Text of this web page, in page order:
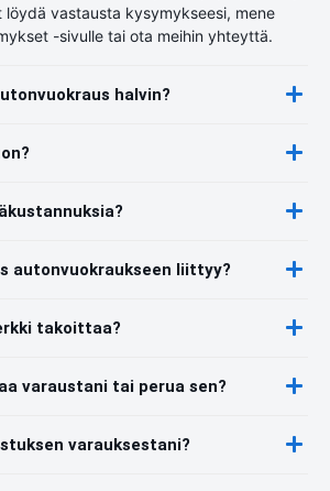
vastausta kysymykseesi, mene
-sivulle tai ota meihin yhteyttä.
halvin?
autonvuokraukseen liittyy?
takoittaa?
varaustani tai perua sen?
varauksestani?